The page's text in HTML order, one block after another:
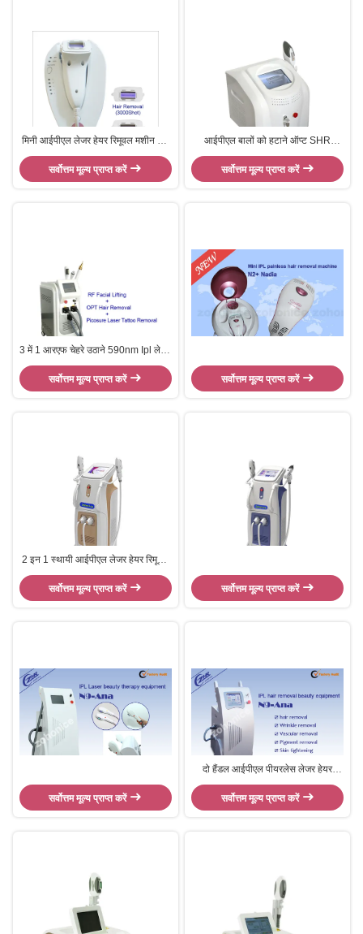
मिनी आईपीएल लेजर हेयर रिमूवल मशीन होम
यूज लेजर हेयर डिपेलेशन मशीन
सर्वोत्तम मूल्य प्राप्त करें
आईपीएल बालों को हटाने ऑप्ट SHR
Elight ipl लेजर बालों को हटाने मशीन
सर्वोत्तम मूल्य प्राप्त करें
3 में 1 आरएफ चेहरे उठाने 590nm Ipl लेजर
बालों को हटाने मशीन
सर्वोत्तम मूल्य प्राप्त करें
सर्वोत्तम मूल्य प्राप्त करें
2 इन 1 स्थायी आईपीएल लेजर हेयर रिमूवल
मशीन श्री सौंदर्य उपकरण E9sh
सर्वोत्तम मूल्य प्राप्त करें
सर्वोत्तम मूल्य प्राप्त करें
सर्वोत्तम मूल्य प्राप्त करें
दो हैंडल आईपीएल पीयरलेस लेजर हेयर
रिमूवल मशीन नॉन डैमेजिंग स्किन कायाकल्प
सर्वोत्तम मूल्य प्राप्त करें